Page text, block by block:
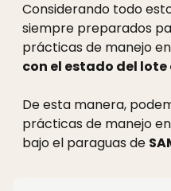
Considerando todo
siempre preparados
prácticas de manejo
con el estado del
De esta manera,
prácticas de manejo
bajo el paraguas de